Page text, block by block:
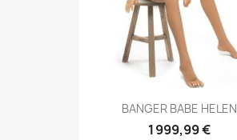
BANGER BABE HELEN
1 999,99 €